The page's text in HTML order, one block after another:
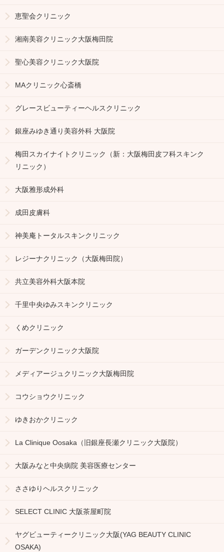
恵聖会クリニック
湘南美容クリニック大阪梅田院
聖心美容クリニック大阪院
MAクリニック心斎橋
グレースビューティーヘルスクリニック
銀座みゆき通り美容外科 大阪院
梅田スカイナイトクリニック（新：大阪梅田皮フ科スキンク
リニック）
大阪雅形成外科
成田皮膚科
神美庵トータルスキンクリニック
レジーナクリニック（大阪梅田院）
共立美容外科大阪本院
千里中央ゆみスキンクリニック
くめクリニック
ガーデンクリニック大阪院
メディアージュクリニック大阪梅田院
コウショウクリニック
ゆきおかクリニック
La Clinique Oosaka（旧銀座長瀬クリニック大阪院）
大阪みなと中央病院 美容医療センター
ささゆりヘルスクリニック
SELECT CLINIC 大阪茶屋町院
ヤグビューティークリニック大阪(YAG BEAUTY CLINIC
OSAKA)